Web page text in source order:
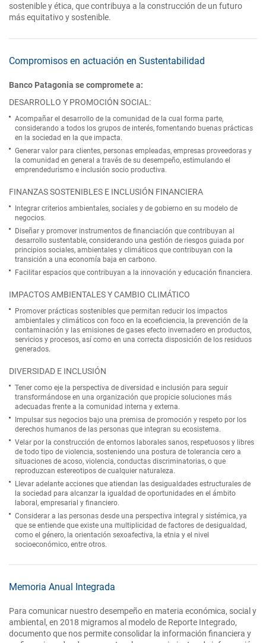
sostenible y ética, que contribuya a la construcción de un futuro
más equitativo y sostenible.
Compromisos en actuación en Sustentabilidad
Banco Patagonia se compromete a:
DESARROLLO Y PROMOCIÓN SOCIAL:
Acompañar el desarrollo de la comunidad de la cual forma parte,
considerando a todos los grupos de interés, fomentando buenas prácticas
en la sociedad en la que impacta.
Generar valor para clientes, personas empleadas, empresas proveedoras y
la comunidad en general a través de su desempeño, estimulando el
emprendedurismo e inclusión socio productiva.
FINANZAS SOSTENIBLES E INCLUSIÓN FINANCIERA
Integrar criterios ambientales, sociales y de gobierno en su modelo de
negocios.
Diseñar y promover instrumentos de financiación que contribuyan al
desarrollo sustentable, considerando una gestión de riesgos guiada por
principios sociales, ambientales y climáticos que contribuyan con la
transición a una economía baja en carbono.
Facilitar espacios que contribuyan a la innovación y educación financiera.
IMPACTOS AMBIENTALES Y CAMBIO CLIMÁTICO
Promover prácticas sostenibles que permitan reducir los impactos
ambientales y climáticos con foco en la ecoeficiencia, la prevención de la
contaminación y las emisiones de gases efecto invernadero en productos,
servicios y procesos, así como en una correcta disposición de los residuos
generados.
DIVERSIDAD E INCLUSIÓN
Tener como eje la perspectiva de diversidad e inclusión para seguir
transformándose en una organización que propicie soluciones más
adecuadas frente a la comunidad interna y externa.
Impulsar sus negocios bajo una premisa de promoción y respeto por los
derechos humanos de las personas que integran su ecosistema.
Velar por la construcción de entornos laborales sanos, respetuosos y libres
de todo tipo de violencia, sosteniendo una postura de tolerancia cero a
situaciones de acoso, violencia, conductas discriminatorias, o que
reproduzcan estereotipos de cualquier naturaleza.
Llevar adelante acciones que atiendan las desigualdades estructurales de
la sociedad para alcanzar la igualdad de oportunidades en el ámbito
laboral, empresarial y financiero.
Considerar a las personas desde una perspectiva integral y sistémica, ya
que se entiende que existe una multiplicidad de factores de desigualdad,
como el género, la orientación sexoafectiva, la etnia y el nivel
socioeconómico, entre otros.
Memoria Anual Integrada
Para comunicar nuestro desempeño en materia económica, social y
ambiental, en 2018 migramos al modelo de Reporte Integrado,
documento que nos permite consolidar la información financiera y